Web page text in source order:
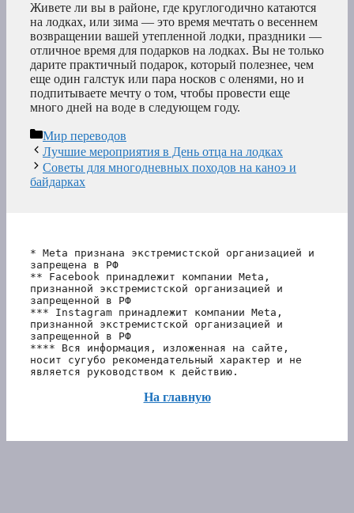
Живете ли вы в районе, где круглогодично катаются
на лодках, или зима — это время мечтать о весеннем
возвращении вашей утепленной лодки, праздники —
отличное время для подарков на лодках. Вы не только
дарите практичный подарок, который полезнее, чем
еще один галстук или пара носков с оленями, но и
подпитываете мечту о том, чтобы провести еще
много дней на воде в следующем году.
Рубрики
Мир переводов
Лучшие мероприятия в День отца на лодках
Советы для многодневных походов на каноэ и
байдарках
* Meta признана экстремистской организацией и
запрещена в РФ
** Facebook принадлежит компании Meta,
признанной экстремистской организацией и
запрещенной в РФ
*** Instagram принадлежит компании Meta,
признанной экстремистской организацией и
запрещенной в РФ
**** Вся информация, изложенная на сайте,
носит сугубо рекомендательный характер и не
является руководством к действию.
На главную